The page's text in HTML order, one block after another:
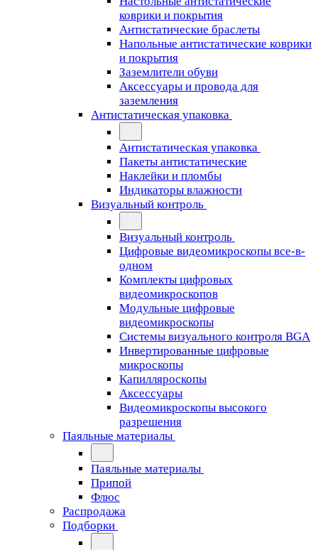
коврики и покрытия
Антистатические браслеты
Напольные антистатические коврики
и покрытия
Заземлители обуви
Аксессуары и провода для
заземления
Антистатическая упаковка
Антистатическая упаковка
Пакеты антистатические
Наклейки и пломбы
Индикаторы влажности
Визуальный контроль
Визуальный контроль
Цифровые видеомикроскопы все-в-
одном
Комплекты цифровых
видеомикроскопов
Модульные цифровые
видеомикроскопы
Cистемы визуального контроля BGA
Инвертированные цифровые
микроскопы
Капилляроскопы
Аксессуары
Видеомикроскопы высокого
разрешения
Паяльные материалы
Паяльные материалы
Припой
Флюс
Распродажа
Подборки